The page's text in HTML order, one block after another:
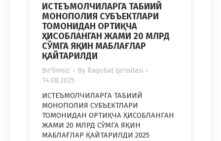
ИСТЕЪМОЛЧИЛАРГА ТАБИИЙ
МОНОПОЛИЯ СУБЪЕКТЛАРИ
ТОМОНИДАН ОРТИҚЧА
ҲИСОБЛАНГАН ЖАМИ 20 МЛРД
СЎМГА ЯҚИН МАБЛАҒЛАР
ҚАЙТАРИЛДИ
Bo'limsiz By Raqobat qo'mitasi
14.08.2025
ИСТЕЪМОЛЧИЛАРГА ТАБИИЙ
МОНОПОЛИЯ СУБЪЕКТЛАРИ
ТОМОНИДАН ОРТИҚЧА ҲИСОБЛАНГАН
ЖАМИ 20 МЛРД СЎМГА ЯҚИН
МАБЛАҒЛАР ҚАЙТАРИЛДИ 2025